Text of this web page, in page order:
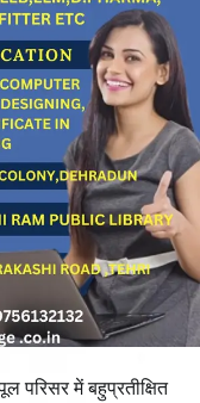
परिसर में बहुप्रतीक्षित